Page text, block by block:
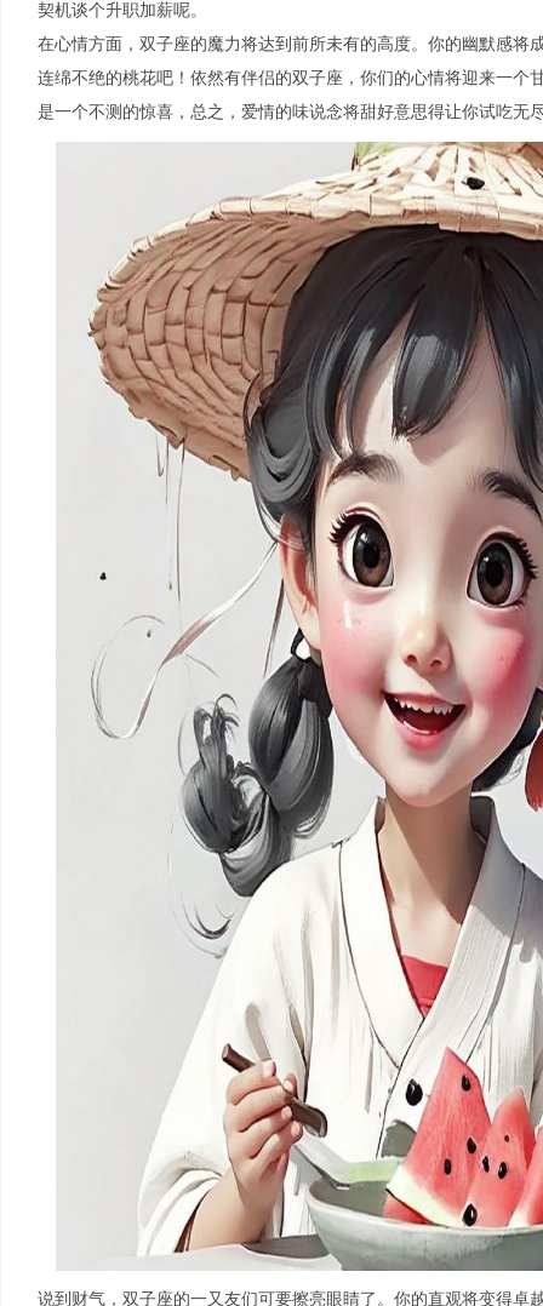
契机谈个升职加薪呢。
在心情方面，双子座的魔力将达到前所未有的高度。你的幽默感将
连绵不绝的桃花吧！依然有伴侣的双子座，你们的心情将迎来一个
是一个不测的惊喜，总之，爱情的味说念将甜好意思得让你试吃无
说到财气，双子座的一又友们可要擦亮眼睛了。你的直观将变得卓